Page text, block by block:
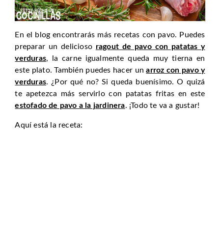
En el blog encontrarás más recetas con pavo. Puedes
preparar un delicioso ragout de pavo con patatas y
verduras, la carne igualmente queda muy tierna en
este plato. También puedes hacer unarroz con pavo y
verduras. ¿Por qué no? Si queda buenísimo. O quizá
te apetezca más servirlo con patatas fritas en este
estofado de pavo a la jardinera. ¡Todo te va a gustar!
Aquí está la receta: